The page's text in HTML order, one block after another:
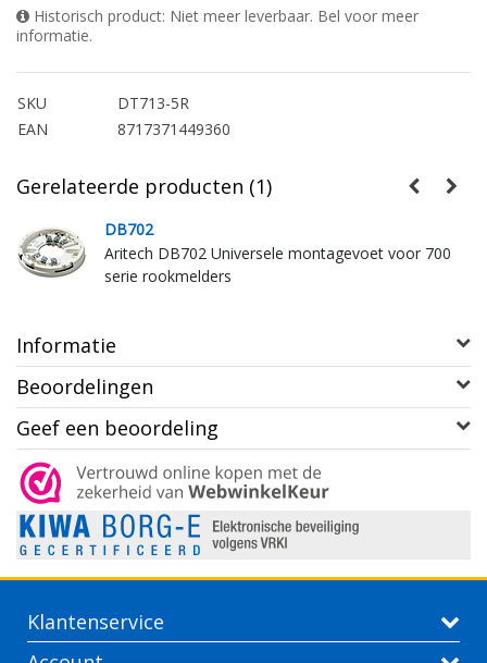
Historisch product: Niet meer leverbaar. Bel voor meer
informatie.
SKU
DT713-5R
EAN
8717371449360
Gerelateerde producten (1)
DB702
Aritech DB702 Universele montagevoet voor 700
serie rookmelders
Informatie
Beoordelingen
Geef een beoordeling
Klantenservice